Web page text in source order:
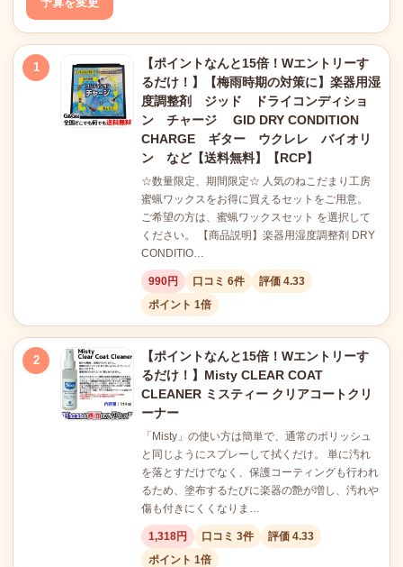
1
【ポイントなんと15倍！Wエントリーす
るだけ！】【梅雨時期の対策に】楽器用湿
度調整剤 ジッド ドライコンディショ
ン チャージ GID DRY CONDITION
CHARGE ギター ウクレレ バイオリ
ン など【送料無料】【RCP】
☆数量限定、期間限定☆ 人気のねこだまり工房
蜜蝋ワックスをお得に買えるセットをご用意。
ご希望の方は、蜜蝋ワックスセット を選択して
ください。 【商品説明】楽器用湿度調整剤 DRY
CONDITIO…
990円 口コミ 6件
評価 4.33
ポイント 1倍
2
【ポイントなんと15倍！Wエントリーす
るだけ！】Misty CLEAR COAT
CLEANER ミスティー クリアコートクリ
ーナー
「Misty」の使い方は簡単で、通常のポリッシュ
と同じようにスプレーして拭くだけ。 単に汚れ
を落とすだけでなく、保護コーティングも行われ
るため、塗布するたびに楽器の艶が増し、汚れや
傷も付きにくくなりま…
1,318円 口コミ 3件
評価 4.33
ポイント 1倍